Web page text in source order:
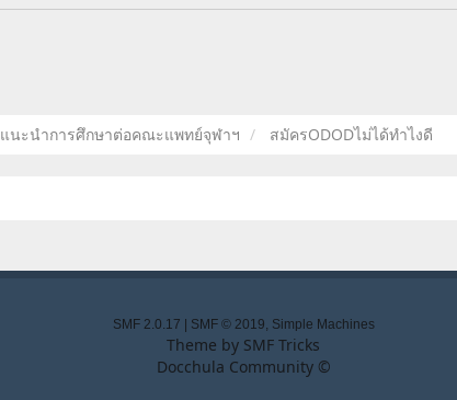
แนะนำการศึกษาต่อคณะแพทย์จุฬาฯ สมัครODODไม่ได้ทำไงดี
SMF 2.0.17 | SMF © 2019 Simple Machines
Theme by SMF Tricks
Docchula Community ©